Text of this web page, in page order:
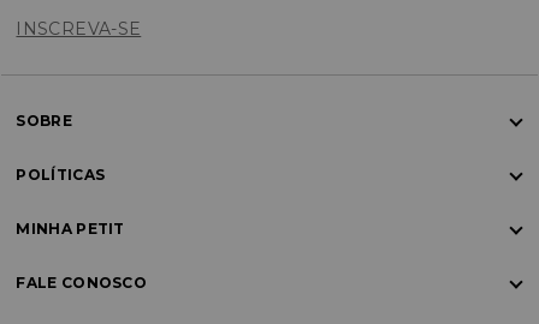
INSCREVA-SE
SOBRE
POLÍTICAS
MINHA PETIT
FALE CONOSCO